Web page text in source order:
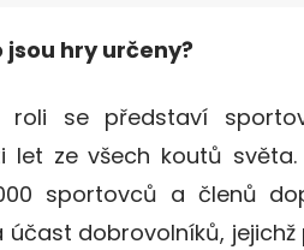
jsou hry určeny?
roli se představí
let ze všech koutů
sportovců a členů
účast dobrovolníků,